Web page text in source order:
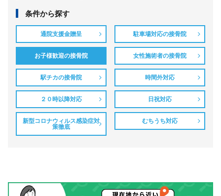
条件から探す
通院支援金贈呈 駐車場対応の接骨院
お子様歓迎の接骨院 女性施術者の接骨院
駅チカの接骨院 時間外対応
２０時以降対応 日祝対応
新型コロナウィルス感染症対
策徹底
むちうち対応